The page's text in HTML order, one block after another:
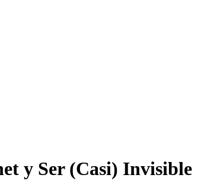
y Ser (Casi) Invisible